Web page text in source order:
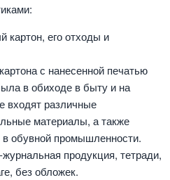
его отходы и
с нанесенной печатью
в обиходе в быту и на
входят различные
материалы, а также
обувной промышленности.
продукция, тетради,
без обложек.